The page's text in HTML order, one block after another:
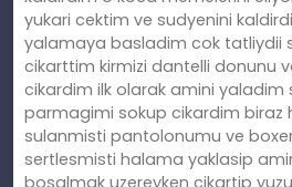
yukari cektim ve sudyenini
yalamaya basladim cok tatliydii
cikarttim kirmizi dantelli donunu
cikardim ilk olarak amini yaladim
parmagimi sokup cikardim biraz
sulanmisti pantolonumu ve
sertlesmisti halama yaklasip